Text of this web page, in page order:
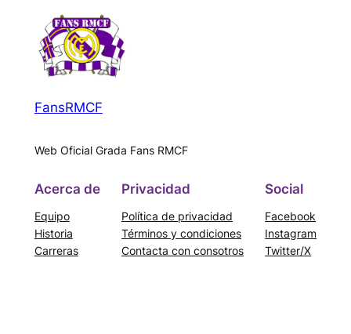
FansRMCF
Web Oficial Grada Fans RMCF
Acerca de
Equipo
Historia
Carreras
Privacidad
Política de privacidad
Términos y condiciones
Contacta con consotros
Social
Facebook
Instagram
Twitter/X